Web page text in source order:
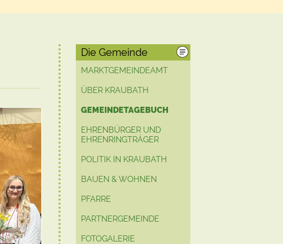
Die Gemeinde
MARKTGEMEINDEAMT
ÜBER KRAUBATH
GEMEINDETAGEBUCH
EHRENBÜRGER UND
EHRENRINGTRÄGER
POLITIK IN KRAUBATH
BAUEN & WOHNEN
PFARRE
PARTNERGEMEINDE
FOTOGALERIE